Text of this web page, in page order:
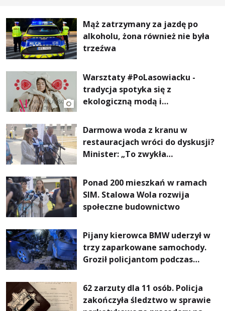
Mąż zatrzymany za jazdę po
alkoholu, żona również nie była
trzeźwa
Warsztaty #PoLasowiacku -
tradycja spotyka się z
ekologiczną modą i
Darmowa woda z kranu w
restauracjach wróci do dyskusji?
Minister: „To zwykła
Ponad 200 mieszkań w ramach
SIM. Stalowa Wola rozwija
społeczne budownictwo
Pijany kierowca BMW uderzył w
trzy zaparkowane samochody.
Groził policjantom podczas
62 zarzuty dla 11 osób. Policja
zakończyła śledztwo w sprawie